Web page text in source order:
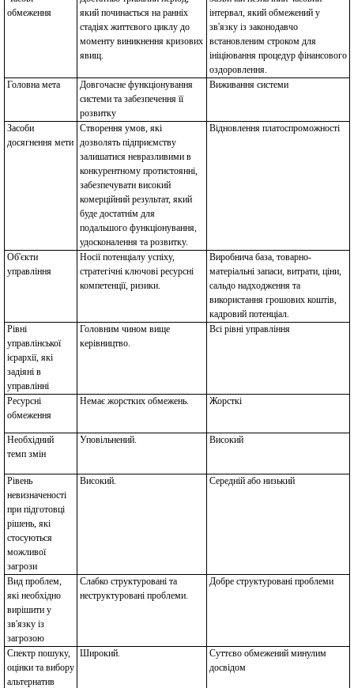
обмеження
який починається на ранніх
стадіях життєвого циклу до
моменту виникнення кризових
явищ.
інтервал, який обмежений у
зв'язку із законодавчо
встановленим строком для
ініціювання процедур фінансового
оздоровлення.
Головна мета
Довгочасне функціонування
системи та забезпечення її
розвитку
Виживання системи
Засоби
досягнення мети
Створення умов, які
дозволять підприємству
залишатися невразливими в
конкурентному протистоянні,
забезпечувати високий
комерційний результат, який
буде достатнім для
подальшого функціонування,
удосконалення та розвитку.
Відновлення платоспроможності
Об'єкти
управління
Носії потенціалу успіху,
стратегічні ключові ресурсні
компетенції, ризики.
Виробнича база, товарно-
матеріальні запаси, витрати, ціни,
сальдо надходження та
використання грошових коштів,
кадровий потенціал.
Рівні
управлінської
ієрархії, які
задіяні в
управлінні
Головним чином вище
керівництво.
Всі рівні управління
Ресурсні
обмеження
Немає жорстких обмежень. Жорсткі
Необхідний
темп змін
Уповільнений. Високий
Рівень
невизначеності
при підготовці
рішень, які
стосуються
можливої
загрози
Високий. Середній або низький
Вид проблем,
які необхідно
вирішити у
зв'язку із
загрозою
Слабко структуровані та
неструктуровані проблеми.
Добре структуровані проблеми
Спектр пошуку,
оцінки та вибору
альтернатив
Широкий.
Суттєво обмежений минулим
досвідом